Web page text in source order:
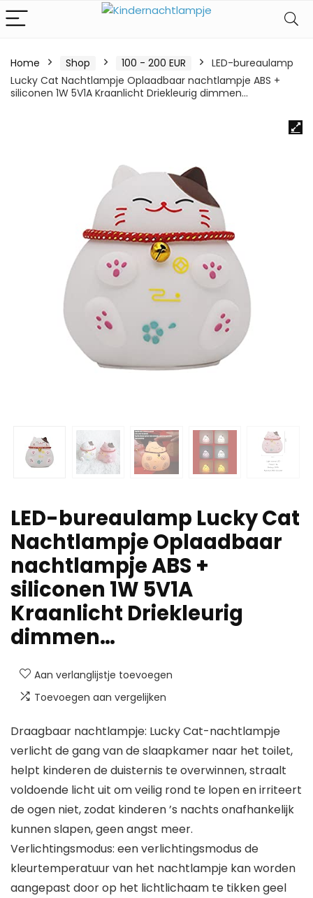
Home Shop 100 - 200 EUR
LED-bureaulamp
Lucky Cat Nachtlampje Oplaadbaar nachtlampje ABS +
siliconen 1W 5V1A Kraanlicht Driekleurig dimmen…
LED-bureaulamp Lucky Cat
Nachtlampje Oplaadbaar
nachtlampje ABS +
siliconen 1W 5V1A
Kraanlicht Driekleurig
dimmen…
Aan verlanglijstje toevoegen
Toevoegen aan vergelijken
Draagbaar nachtlampje: Lucky Cat-nachtlampje
verlicht de gang van de slaapkamer naar het toilet,
helpt kinderen de duisternis te overwinnen, straalt
voldoende licht uit om veilig rond te lopen en irriteert
de ogen niet, zodat kinderen ’s nachts onafhankelijk
kunnen slapen, geen angst meer.
Verlichtingsmodus: een verlichtingsmodus de
kleurtemperatuur van het nachtlampje kan worden
aangepast door op het lichtlichaam te tikken geel